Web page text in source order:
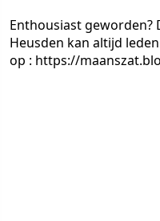
Enthousiast geworden?
Heusden kan altijd
op : https://